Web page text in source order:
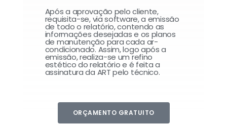
Após a aprovação pelo cliente,
requisita-se, via software, a emissão
de todo o relatório, contendo as
informações desejadas e os planos
de manutenção para cada ar-
condicionado. Assim, logo após a
emissão, realiza-se um refino
estético do relatório e é feita a
assinatura da ART pelo técnico.
ORÇAMENTO GRATUITO